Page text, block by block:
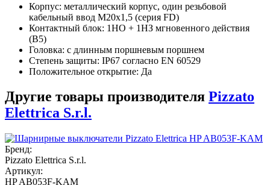
Корпус: металлический корпус, один резьбовой
кабельный ввод M20x1,5 (серия FD)
Контактный блок: 1НО + 1НЗ мгновенного действия
(B5)
Головка: с длинным поршневым поршнем
Степень защиты: IP67 согласно EN 60529
Положительное открытие: Да
Другие товары производителя Pizzato
Elettrica S.r.l.
Бренд:
Pizzato Elettrica S.r.l.
Артикул:
HP AB053F-KAM